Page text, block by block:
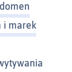
i marek